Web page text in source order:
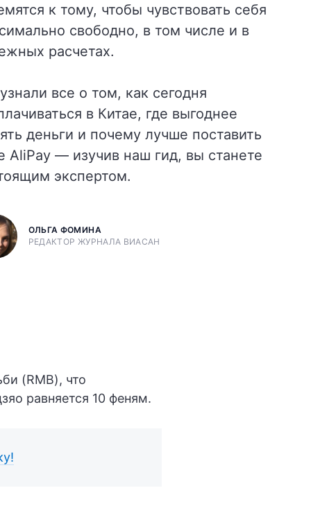
к тому, чтобы чувствовать себя
свободно, в том числе и в
расчетах.
все о том, как сегодня
в Китае, где выгоднее
деньги и почему лучше поставить
AliPay — изучив наш гид, вы станете
экспертом.
ОЛЬГА ФОМИНА
РЕДАКТОР ЖУРНАЛА ВИАСАН
(RMB), что
равняется 10 феням.